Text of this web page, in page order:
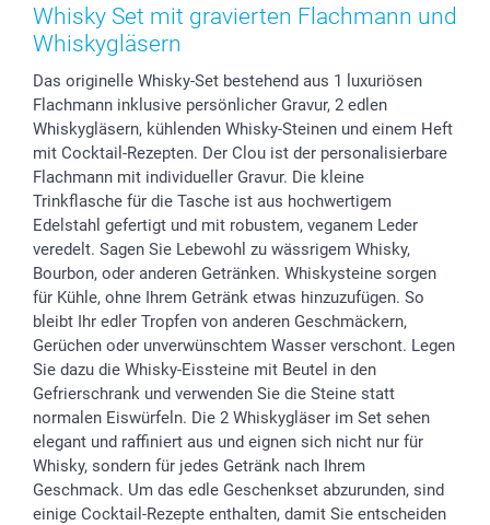
Zubehör & Material
Foto-Kalender & Agenden
Geschenk-Gutscheine (PDF)
AGB
Impressum
Partnerprogramme
Investor Relations
B2B smartbusiness
Widerrufsrecht
Muttertag
Vatertag
Hochzeit
Geburtstag
Geburt
Zu allen Anlässen
Preise und Versandkosten
Lieferfristen
Zahlungsmöglichkeiten
Anmelden /Registrieren
Sitemap
Status der Bestellung
smartfriends
smartgarantie
smartbonus
Whisky Set mit gravierten Flachmann und
Whiskygläsern
Das originelle Whisky-Set bestehend aus 1 luxuriösen
Flachmann inklusive persönlicher Gravur, 2 edlen
Whiskygläsern, kühlenden Whisky-Steinen und einem Heft
mit Cocktail-Rezepten. Der Clou ist der personalisierbare
Flachmann mit individueller Gravur. Die kleine
Trinkflasche für die Tasche ist aus hochwertigem
Edelstahl gefertigt und mit robustem, veganem Leder
veredelt. Sagen Sie Lebewohl zu wässrigem Whisky,
Bourbon, oder anderen Getränken. Whiskysteine ​​sorgen
für Kühle, ohne Ihrem Getränk etwas hinzuzufügen. So
bleibt Ihr edler Tropfen von anderen Geschmäckern,
Gerüchen oder unverwünschtem Wasser verschont. Legen
Sie dazu die Whisky-Eissteine ​​mit Beutel in den
Gefrierschrank und verwenden Sie die Steine statt
normalen Eiswürfeln. Die 2 Whiskygläser im Set sehen
elegant und raffiniert aus und eignen sich nicht nur für
Whisky, sondern für jedes Getränk nach Ihrem
Geschmack. Um das edle Geschenkset abzurunden, sind
einige Cocktail-Rezepte enthalten, damit Sie entscheiden